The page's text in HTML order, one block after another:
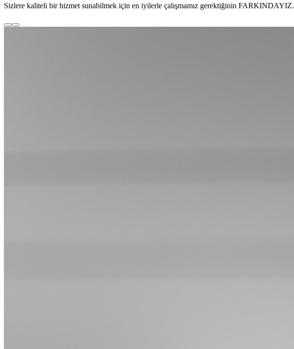
Sizlere kaliteli bir hizmet sunabilmek için en iyilerle çalışmamız gerektiğinin FARKINDAYIZ.